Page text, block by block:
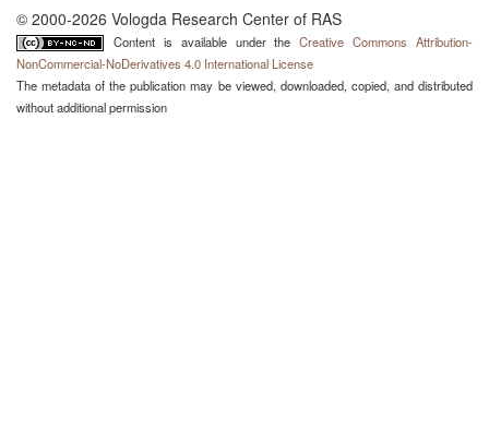
© 2000-2026 Vologda Research Center of RAS
Content is available under theCreative Commons Attribution-
NonCommercial-NoDerivatives 4.0 International License
The metadata of the publication may be viewed, downloaded, copied, and distributed
without additional permission